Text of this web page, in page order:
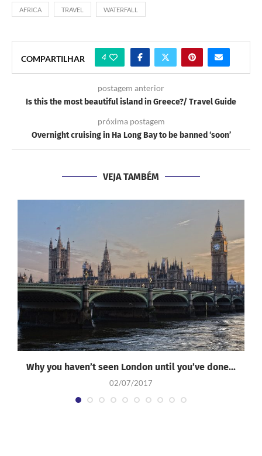
AFRICA TRAVEL WATERFALL
COMPARTILHAR 4
postagem anterior
Is this the most beautiful island in Greece?/ Travel Guide
próxima postagem
Overnight cruising in Ha Long Bay to be banned ‘soon’
VEJA TAMBÉM
Why you haven’t seen London until you’ve done...
02/07/2017